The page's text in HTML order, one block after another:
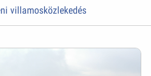
villamosközlekedés